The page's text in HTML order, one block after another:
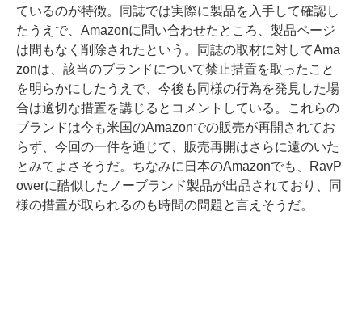
ているのが特徴。同誌では実際に製品を入手して確認し
たうえで、Amazonに問い合わせたところ、製品ページ
は間もなく削除されたという。同誌の取材に対してAma
zonは、該当のブランドについて禁止措置を取ったこと
を明らかにしたうえで、今後も同様の行為を発見した場
合は適切な措置を講じるとコメントしている。これらの
ブランドは今も米国のAmazonでの販売が再開されてお
らず、今回の一件を通じて、販売再開はさらに遠のいた
とみてよさそうだ。ちなみに日本のAmazonでも、RavP
owerに酷似したノーブランド製品が出品されており、同
様の措置が取られるのも時間の問題と言えそうだ。